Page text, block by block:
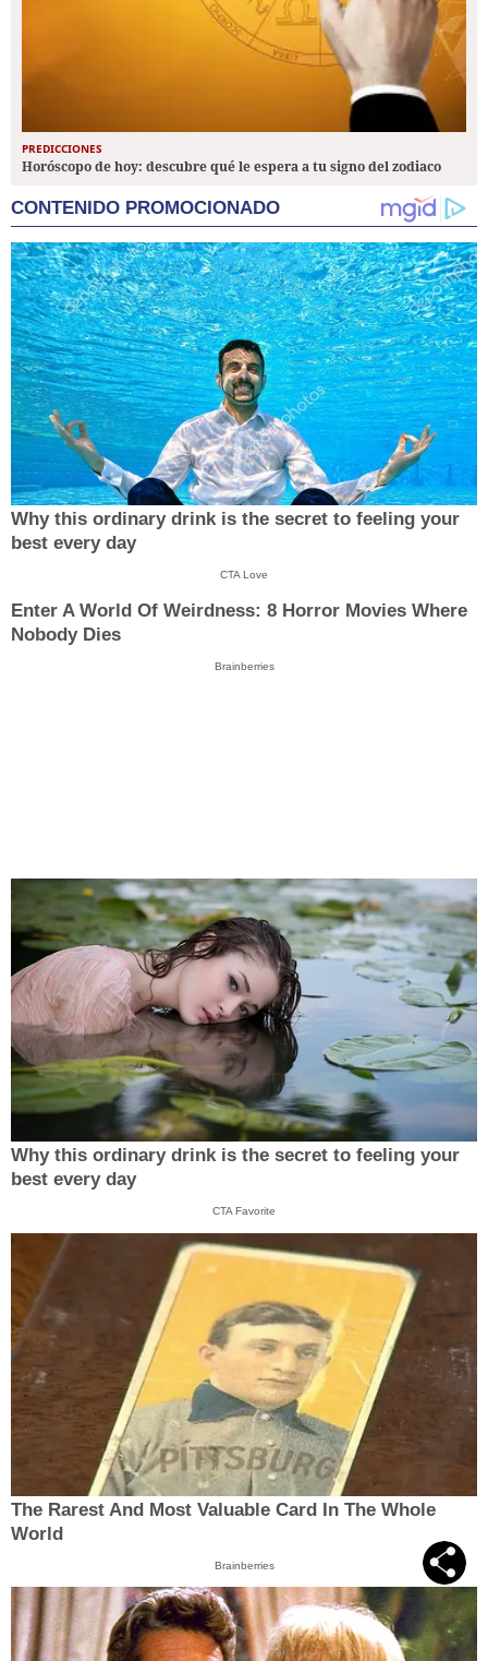
PREDICCIONES
Horóscopo de hoy: descubre qué le espera a tu signo del zodiaco
CONTENIDO PROMOCIONADO
Why this ordinary drink is the secret to feeling your
best every day
CTA Love
Enter A World Of Weirdness: 8 Horror Movies Where
Nobody Dies
Brainberries
Why this ordinary drink is the secret to feeling your
best every day
CTA Favorite
The Rarest And Most Valuable Card In The Whole
World
Brainberries